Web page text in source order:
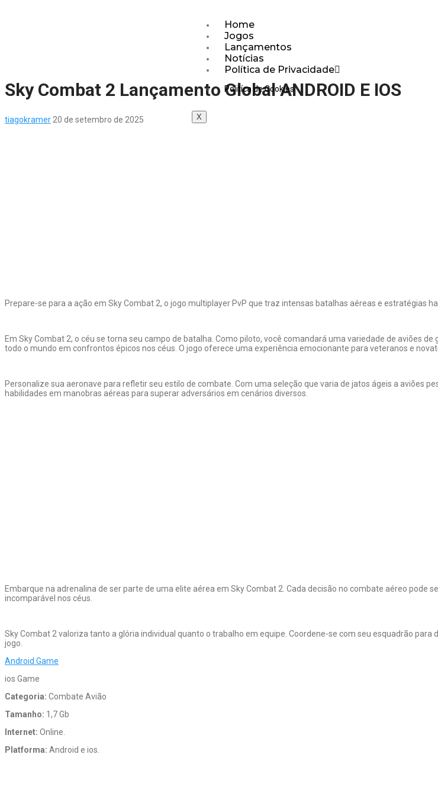
Home
Jogos
Lançamentos
Notícias
Política de Privacidade
Politíca de Cookies
X
Sky Combat 2 Lançamento Global ANDROID E IOS
tiagokramer 20 de setembro de 2025
Prepare-se para a ação em Sky Combat 2, o jogo multiplayer PvP que traz intensas batalhas aéreas e estratégias
Em Sky Combat 2, o céu se torna seu campo de batalha. Como piloto, você comandará uma variedade de aviões
todo o mundo em confrontos épicos nos céus. O jogo oferece uma experiência emocionante para veteranos e
Personalize sua aeronave para refletir seu estilo de combate. Com uma seleção que varia de jatos ágeis a aviões
habilidades em manobras aéreas para superar adversários em cenários diversos.
Embarque na adrenalina de ser parte de uma elite aérea em Sky Combat 2. Cada decisão no combate aéreo
incomparável nos céus.
Sky Combat 2 valoriza tanto a glória individual quanto o trabalho em equipe. Coordene-se com seu esquadrão
jogo.
Android Game
ios Game
Categoria: Combate Avião
Tamanho: 1,7 Gb
Internet: Online.
Platforma: Android e ios.